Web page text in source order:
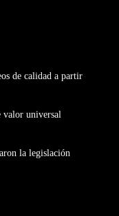
de calidad a partir
valor universal
la legislación